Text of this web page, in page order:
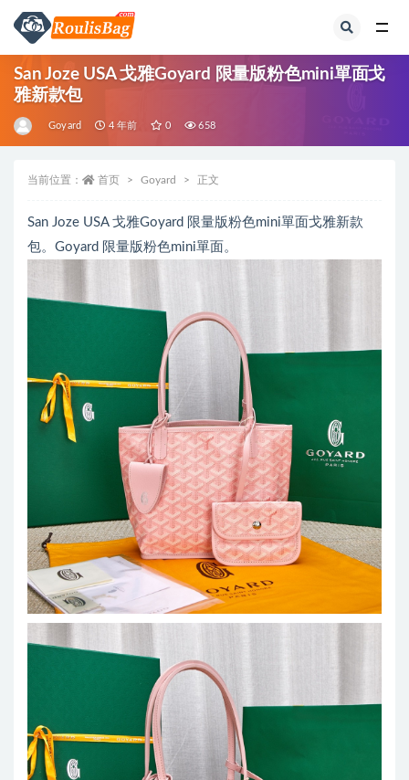
San Joze USA 戈雅Goyard 限量版粉色mini單面戈
雅新款包
Goyard 4 年前 0 658
当前位置： 首页 Goyard 正文
San Joze USA 戈雅Goyard 限量版粉色mini單面戈雅新款
包。Goyard 限量版粉色mini單面。